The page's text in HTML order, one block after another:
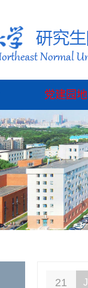
党建园地
21